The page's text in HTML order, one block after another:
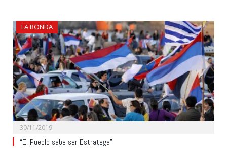
LA RONDA
30/11/2019
“El Pueblo sabe ser Estratega”